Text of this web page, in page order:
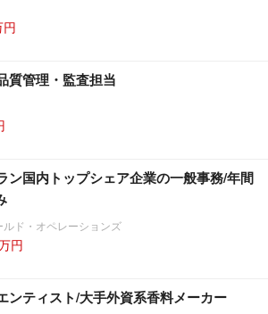
質管理・監査担当
ン国内トップシェア企業の一般事務/年間
ド・オペレーションズ
円
ンティスト/大手外資系香料メーカー